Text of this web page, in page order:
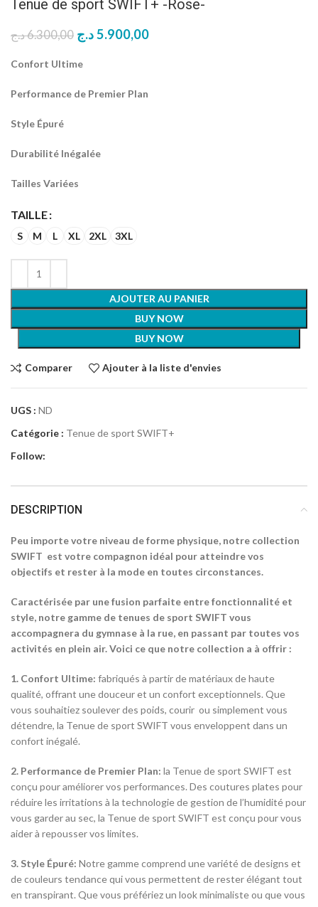
Tenue de sport SWIFT+ -Rose-
6.300,00د.ج
Le
initial
5.900,00د.ج
Le
Confort Ultime
Performance de Premier Plan
Style Épuré
Durabilité Inégalée
Tailles Variées
TAILLE
S M L XL 2XL 3XL
AJOUTER AU PANIER
BUY NOW
BUY NOW
Comparer Ajouter à la liste d'envies
UGS : ND
Catégorie : Tenue de sport SWIFT+
Follow:
DESCRIPTION
Peu importe votre niveau de forme physique, notre collection
SWIFT est votre compagnon idéal pour atteindre vos
objectifs et rester à la mode en toutes circonstances.
Caractérisée par une fusion parfaite entre fonctionnalité et
style, notre gamme de tenues de sport SWIFT vous
accompagnera du gymnase à la rue, en passant par toutes vos
activités en plein air. Voici ce que notre collection a à offrir :
1. Confort Ultime: fabriqués à partir de matériaux de haute
qualité, offrant une douceur et un confort exceptionnels. Que
vous souhaitiez soulever des poids, courir ou simplement vous
détendre, la Tenue de sport SWIFT vous enveloppent dans un
confort inégalé.
2. Performance de Premier Plan: la Tenue de sport SWIFT est
conçu pour améliorer vos performances. Des coutures plates pour
réduire les irritations à la technologie de gestion de l’humidité pour
vous garder au sec, la Tenue de sport SWIFT est conçu pour vous
aider à repousser vos limites.
3. Style Épuré: Notre gamme comprend une variété de designs et
de couleurs tendance qui vous permettent de rester élégant tout
en transpirant. Que vous préfériez un look minimaliste ou que vous